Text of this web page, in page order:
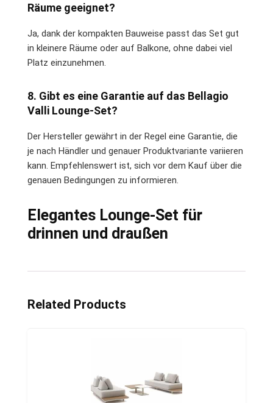
Räume geeignet?
Ja, dank der kompakten Bauweise passt das Set gut
in kleinere Räume oder auf Balkone, ohne dabei viel
Platz einzunehmen.
8. Gibt es eine Garantie auf das Bellagio
Valli Lounge-Set?
Der Hersteller gewährt in der Regel eine Garantie, die
je nach Händler und genauer Produktvariante variieren
kann. Empfehlenswert ist, sich vor dem Kauf über die
genauen Bedingungen zu informieren.
Elegantes Lounge-Set für
drinnen und draußen
Related Products